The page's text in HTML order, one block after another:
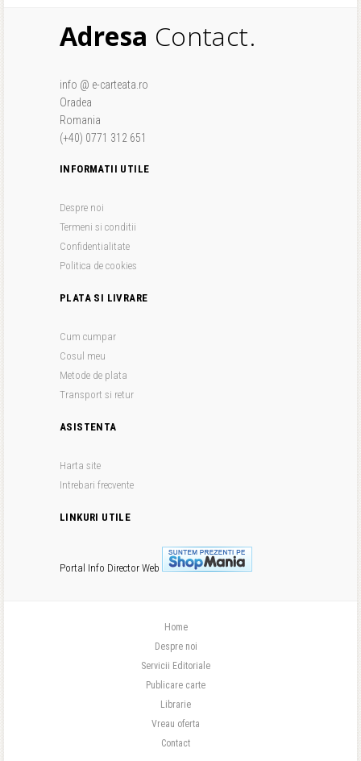
Adresa Contact.
info @ e-carteata.ro
Oradea
Romania
(+40) 0771 312 651
INFORMATII UTILE
Despre noi
Termeni si conditii
Confidentialitate
Politica de cookies
PLATA SI LIVRARE
Cum cumpar
Cosul meu
Metode de plata
Transport si retur
ASISTENTA
Harta site
Intrebari frecvente
LINKURI UTILE
Portal Info Director Web
Home
Despre noi
Servicii Editoriale
Publicare carte
Librarie
Vreau oferta
Contact